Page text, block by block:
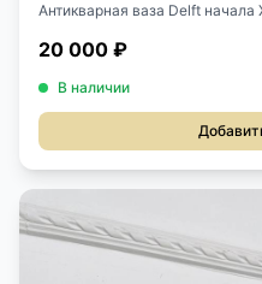
Антикварная ваза Delft
20 000 ₽
В наличии